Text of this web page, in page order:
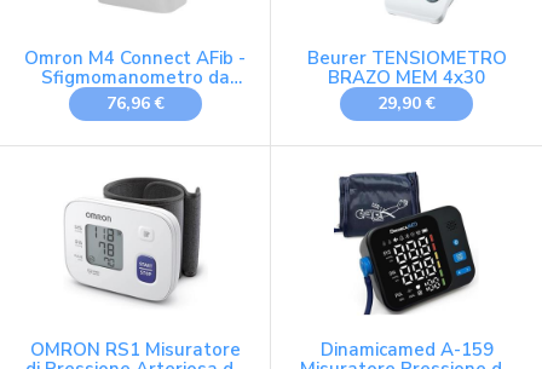
Omron M4 Connect AFib -
Sfigmomanometro da
braccio
76,96 €
Beurer TENSIOMETRO
BRAZO MEM 4x30
29,90 €
OMRON RS1 Misuratore
Dinamicamed A-159